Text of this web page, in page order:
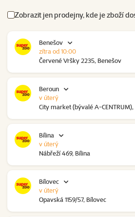
Zobrazit jen prodejny, kde je zboží
Benešov
Červené Vršky 2235, Benešov
zítra od 10:00
Beroun
City market (bývalé A-
v úterý
Bílina
Nábřeží 469, Bílina
v úterý
Bílovec
Opavská 1159/57, Bílovec
v úterý